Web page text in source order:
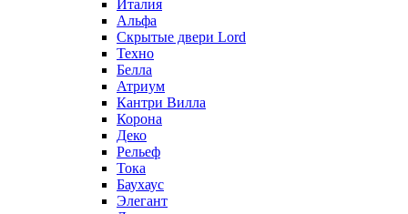
Италия
Альфа
Скрытые двери Lord
Техно
Белла
Атриум
Кантри Вилла
Корона
Деко
Рельеф
Тока
Баухаус
Элегант